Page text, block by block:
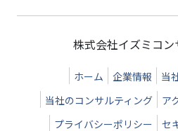
導入事例
価格・購入方法
お知らせ
株式会社イズミコ
ホーム 企業情報
当
当社のコンサルティング
ア
プライバシーポリシー
セ